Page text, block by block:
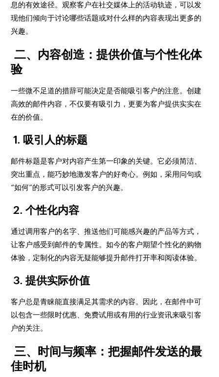
息的有效途径。观察客户在社交媒体上的活动轨迹，可以发
现他们倾向于讨论哪些话题或对什么样的内容表现出更多的
兴趣。
二、内容创造：提供价值与个性化体
验
一些微不足道的措辞可能决定是否能吸引客户的注意。创建
高效的邮件内容，不仅要有吸引力，更要为客户提供实实在
在的价值。
1. 吸引人的标题
邮件标题是客户对内容产生第一印象的关键。它必须简洁、
突出重点，能巧妙地激发客户的好奇心。例如，采用问句或
“如何”的形式可以引发客户的兴趣。
2. 个性化内容
通过调用客户的名字、推送他们可能感兴趣的产品等方式，
让客户感受到邮件的专属性。如今的客户期望个性化的购物
体验，定制化的内容无疑能够提升邮件打开率和阅读体验。
3. 提供实际价值
客户总是青睐能直接满足其需求的内容。因此，在邮件中可
以包含一些限时优惠、免费试用或有用的行业资讯来吸引客
户的关注。
三、时间与频率：把握邮件发送的最
佳时机